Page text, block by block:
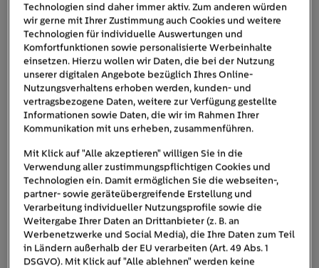
Für Terrassen und Balkone sind ausfahrbare Markisen ein guter
(und bewährter) Sonnenschutz.
Beschattung fürs Haus: Außensysteme
bewirken am meisten
Technologien sind daher immer aktiv. Zum anderen würden
wir gerne mit Ihrer Zustimmung auch Cookies und weitere
Technologien für individuelle Auswertungen und
Komfortfunktionen sowie personalisierte Werbeinhalte
einsetzen. Hierzu wollen wir Daten, die bei der Nutzung
unserer digitalen Angebote bezüglich Ihres Online-
Nutzungsverhaltens erhoben werden, kunden- und
vertragsbezogene Daten, weitere zur Verfügung gestellte
Informationen sowie Daten, die wir im Rahmen Ihrer
Kommunikation mit uns erheben, zusammenführen.
Mit Klick auf "Alle akzeptieren" willigen Sie in die
Verwendung aller zustimmungspflichtigen Cookies und
Technologien ein. Damit ermöglichen Sie die webseiten-,
partner- sowie geräteübergreifende Erstellung und
Verarbeitung individueller Nutzungsprofile sowie die
Weitergabe Ihrer Daten an Drittanbieter (z. B. an
Werbenetzwerke und Social Media), die Ihre Daten zum Teil
in Ländern außerhalb der EU verarbeiten (Art. 49 Abs. 1
DSGVO). Mit Klick auf "Alle ablehnen" werden keine